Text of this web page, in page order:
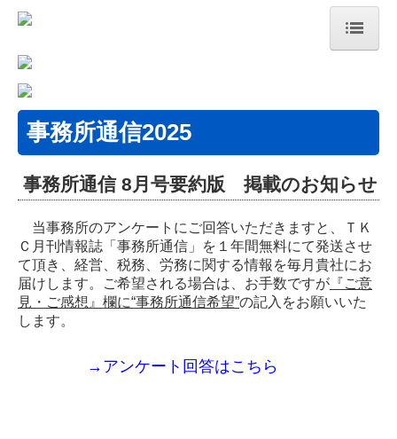
事務所紹介
税理士をお探しの方へ
事務所へのアクセス
事務所通信
税務会計トピックス
セミナー案内
事務所通信2025
事務所通信 8月号要約版 掲載のお知らせ
当事務所のアンケートにご回答いただきますと、ＴＫ
Ｃ月刊情報誌「事務所通信」を１年間無料にて発送させ
て頂き、経営、税務、労務に関する情報を毎月貴社にお
届けします。ご希望される場合は、お手数ですが 『ご意
見・ご感想』欄に“事務所通信希望”の記入をお願いいた
します。
→アンケート回答はこちら